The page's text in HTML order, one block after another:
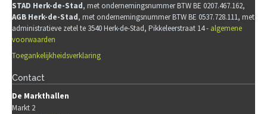
STAD Herk-de-Stad, met ondernemingsnummer BTW BE 0207.467.162,
AGB Herk-de-Stad, met ondernemingsnummer BTW BE 0537.728.111, met
administratieve zetel te 3540 Herk-de-Stad, Pikkeleerstraat 14 - algemene
voorwaarden
Toegankelijkheidsverklaring
Contact
De Markthallen
Markt 2